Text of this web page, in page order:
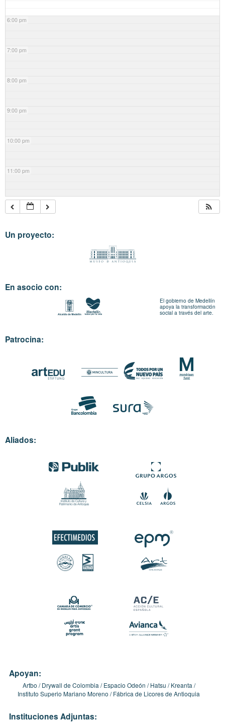
6:00 pm
7:00 pm
8:00 pm
9:00 pm
10:00 pm
11:00 pm
Un proyecto:
En asocio con:
El gobierno de Medellín
apoya la transformación
social a través del arte.
Patrocina:
Aliados:
Apoyan:
Artbo Drywall de Colombia Espacio Odeón Hatsu
Kreanta
Instituto Superio Mariano Moreno
Fábrica de Licores de Antioquia
Instituciones Adjuntas: